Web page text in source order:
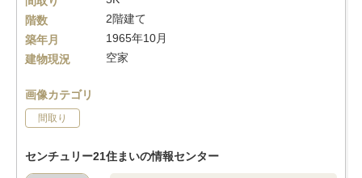
階数
2階建て
築年月
1965年10月
建物現況
空家
画像カテゴリ
間取り
センチュリー21住まいの情報センター